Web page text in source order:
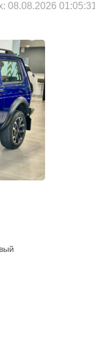
08.08.2026 01:05:31